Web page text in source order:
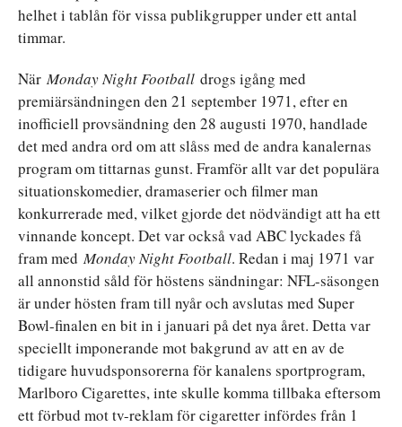
helhet i tablån för vissa publikgrupper under ett antal
timmar.
NärMonday Night Football drogs igång med
premiärsändningen den 21 september 1971, efter en
inofficiell provsändning den 28 augusti 1970, handlade
det med andra ord om att slåss med de andra kanalernas
program om tittarnas gunst. Framför allt var det populära
situationskomedier, dramaserier och filmer man
konkurrerade med, vilket gjorde det nödvändigt att ha ett
vinnande koncept. Det var också vad ABC lyckades få
fram medMonday Night Football. Redan i maj 1971 var
all annonstid såld för höstens sändningar: NFL-säsongen
är under hösten fram till nyår och avslutas med Super
Bowl-finalen en bit in i januari på det nya året. Detta var
speciellt imponerande mot bakgrund av att en av de
tidigare huvudsponsorerna för kanalens sportprogram,
Marlboro Cigarettes, inte skulle komma tillbaka eftersom
ett förbud mot tv-reklam för cigaretter infördes från 1